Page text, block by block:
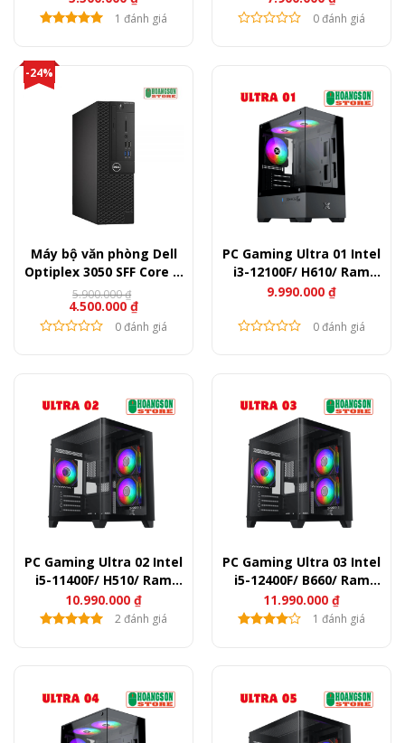
gốc
là:
9.900.000 ₫.
hiện
tại 1 đánh giá
gốc
là:
9.900.000 ₫.
hiện
tại 0 đánh giá
-24%
Máy bộ văn phòng Dell
Optiplex 3050 SFF Core i3
7100 – Ram 8GB – SSD
120GB
5.900.000₫
Giá
gốc
là:
5.900.000 ₫.
4.500.000₫
Giá
hiện
tại 0 đánh giá
PC Gaming Ultra 01 Intel
i3-12100F/ H610/ Ram
16GB/ SSD 256GB/ RX
9.990.000 ₫
0 đánh giá
PC Gaming Ultra 02 Intel
i5-11400F/ H510/ Ram
16GB/ SSD 256GB/ RTX
3050
10.990.000 ₫
2 đánh giá
PC Gaming Ultra 03 Intel
i5-12400F/ B660/ Ram
16GB/ SSD 256GB/ RTX
3050
11.990.000 ₫
1 đánh giá